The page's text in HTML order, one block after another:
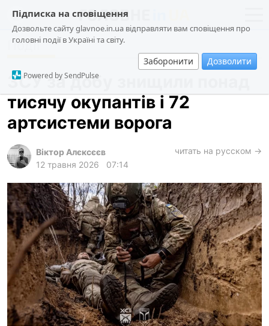
Підписка на сповіщення
Дозвольте сайту glavnoe.in.ua відправляти вам сповіщення про
головні події в Україні та світу.
Заборонити Дозволити
Powered by SendPulse
новини
про проєкт
суспільство
події
кримінал
лонгріди
харків
архів
gambling
ua ru en
Події
ЗСУ за добу знищили понад
тисячу окупантів і 72
артсистеми ворога
Віктор Алєксєєв
12 травня 2026
07:14
читать на русском →